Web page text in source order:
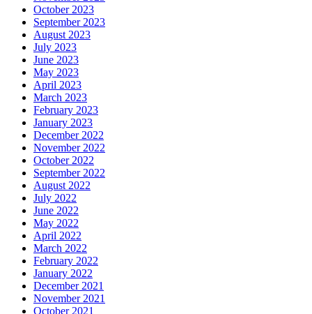
October 2023
September 2023
August 2023
July 2023
June 2023
May 2023
April 2023
March 2023
February 2023
January 2023
December 2022
November 2022
October 2022
September 2022
August 2022
July 2022
June 2022
May 2022
April 2022
March 2022
February 2022
January 2022
December 2021
November 2021
October 2021